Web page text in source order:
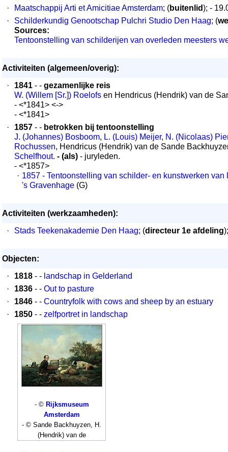
·
Maatschappij Arti et Amicitiae Amsterdam; (buitenlid); -
·
Schilderkundig Genootschap Pulchri Studio Den Haag; (
Sources:
Tentoonstelling van schilderijen van overleden meesters
Activiteiten (algemeen/overig):
·
1841 - - gezamenlijke reis
W. (Willem [Sr.]) Roelofs en Hendricus (Hendrik) van de
- <*1841> <->
- <*1841>
·
1857 - - betrokken bij tentoonstelling
J. (Johannes) Bosboom, L. (Louis) Meijer, N. (Nicolaas)
Rochussen, Hendricus (Hendrik) van de Sande
Schelfhout. - (als) - juryleden.
- <*1857>
· 1857 - Tentoonstelling van schilder- en kunstwerken van
's Gravenhage (G)
Activiteiten (werkzaamheden):
·
Stads Teekenakademie Den Haag; (directeur 1e afdeling
Objecten:
·
1818 - - landschap in Gelderland
·
1836 - - Out to pasture
·
1846 - - Countryfolk with cows and sheep by an estuary
·
1850 - - zelfportret in landschap
- © Rijksmuseum
Amsterdam
- © Sande Backhuyzen, H.
(Hendrik) van de